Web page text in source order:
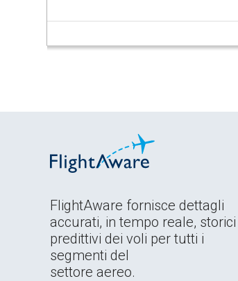
FlightAware fornisce dettagli
accurati, in tempo reale, storici
predittivi dei voli per tutti i
segmenti del
settore aereo.